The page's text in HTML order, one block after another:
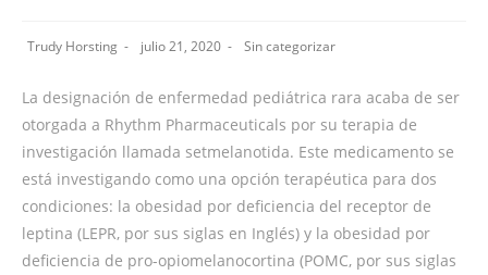
Trudy Horsting julio 21, 2020 Sin categorizar
La designación de enfermedad pediátrica rara acaba de ser
otorgada a Rhythm Pharmaceuticals por su terapia de
investigación llamada setmelanotida. Este medicamento se
está investigando como una opción terapéutica para dos
condiciones: la obesidad por deficiencia del receptor de
leptina (LEPR, por sus siglas en Inglés) y la obesidad por
deficiencia de pro-opiomelanocortina (POMC, por sus siglas